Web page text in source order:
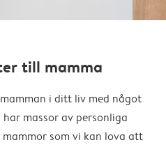
till mamma
i ditt liv med något
massor av personliga
som vi kan lova att